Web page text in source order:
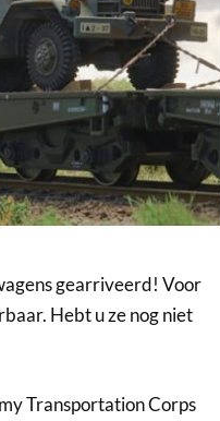
gearriveerd! Voor
Hebt u ze nog niet
Transportation Corps